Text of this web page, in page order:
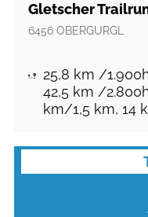
Gletscher
6456 OBERGURGL
25,8 km /
42,5 km /
km/1,5 km, 14